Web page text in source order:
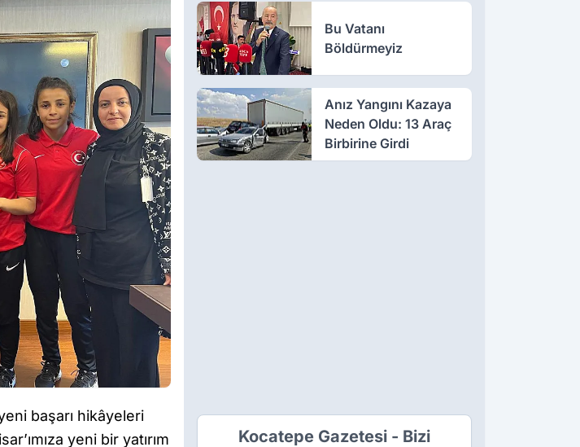
başarı hikâyeleri
yeni bir yatırım
Bu Vatanı
Böldürmeyiz
Anız Yangını Kazaya
Neden Oldu: 13 Araç
Birbirine Girdi
Kocatepe Gazetesi - Bizi